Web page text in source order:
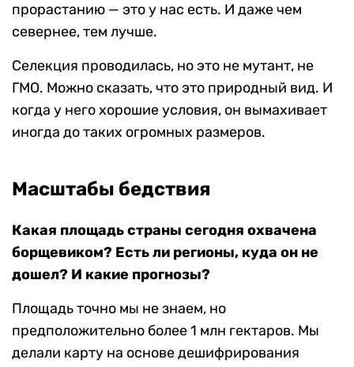
прорастанию — это у нас есть. И даже чем
севернее, тем лучше.
Селекция проводилась, но это не мутант, не
ГМО. Можно сказать, что это природный вид. И
когда у него хорошие условия, он вымахивает
иногда до таких огромных размеров.
Масштабы бедствия
Какая площадь страны сегодня охвачена
борщевиком? Есть ли регионы, куда он не
дошел? И какие прогнозы?
Площадь точно мы не знаем, но
предположительно более 1 млн гектаров. Мы
делали карту на основе дешифрирования